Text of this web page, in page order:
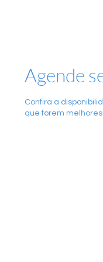
Agende
Confira a
que forem melhores